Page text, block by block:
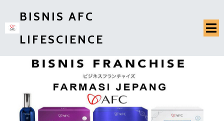
BISNIS AFC
LIFESCIENCE